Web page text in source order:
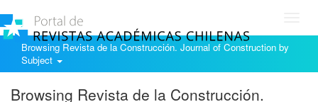
Browsing Revista de la Construcción. Journal of Construction by
Subject
Browsing Revista de la Construcción.